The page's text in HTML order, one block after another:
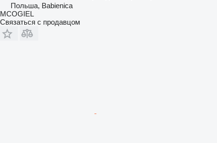
Польша, Babienica
MCOGIEL
Связаться с продавцом